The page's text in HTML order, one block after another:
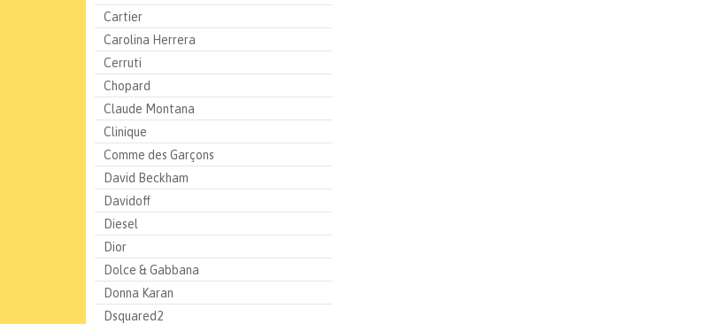
Cartier
Carolina Herrera
Cerruti
Chopard
Claude Montana
Clinique
Comme des Garçons
David Beckham
Davidoff
Diesel
Dior
Dolce & Gabbana
Donna Karan
Dsquared2